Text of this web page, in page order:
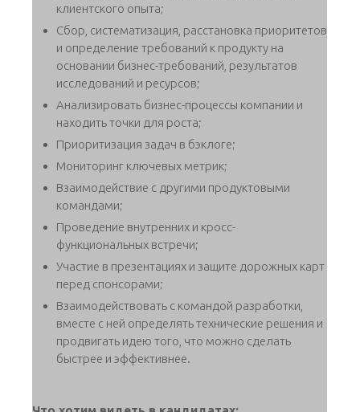
клиентского опыта;
Сбор, систематизация, расстановка приоритетов
и определение требований к продукту на
основании бизнес-требований, результатов
исследований и ресурсов;
Анализировать бизнес-процессы компании и
находить точки для роста;
Приоритизация задач в бэклоге;
Мониторинг ключевых метрик;
Взаимодействие с другими продуктовыми
командами;
Проведение внутренних и кросс-
функциональных встречи;
Участие в презентациях и защите дорожных карт
перед спонсорами;
Взаимодействовать с командой разработки,
вместе с ней определять технические решения и
продвигать идею того, что можно сделать
быстрее и эффективнее.